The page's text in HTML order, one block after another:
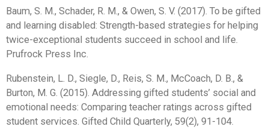
Baum, S. M., Schader, R. M., & Owen, S. V. (2017). To be gifted
and learning disabled: Strength-based strategies for helping
twice-exceptional students succeed in school and life.
Prufrock Press Inc.
Rubenstein, L. D., Siegle, D., Reis, S. M., McCoach, D. B., &
Burton, M. G. (2015). Addressing gifted students’ social and
emotional needs: Comparing teacher ratings across gifted
student services. Gifted Child Quarterly, 59(2), 91-104.